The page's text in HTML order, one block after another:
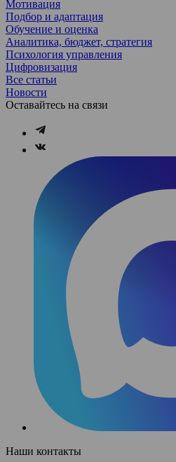
Мотивация
Подбор и адаптация
Обучение и оценка
Аналитика, бюджет, стратегия
Психология управления
Цифровизация
Все статьи
Новости
Оставайтесь на связи
Наши контакты